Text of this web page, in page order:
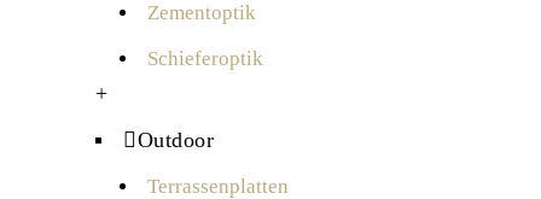
Zementoptik
Schieferoptik
+
Outdoor
Terrassenplatten